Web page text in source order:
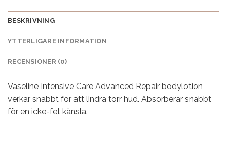
BESKRIVNING
YTTERLIGARE INFORMATION
RECENSIONER (0)
Vaseline Intensive Care Advanced Repair bodylotion
verkar snabbt för att lindra torr hud. Absorberar snabbt
för en icke-fet känsla.